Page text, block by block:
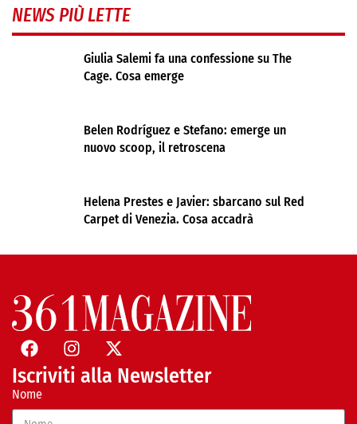
NEWS PIÙ LETTE
Giulia Salemi fa una confessione su The
Cage. Cosa emerge
Belen Rodríguez e Stefano: emerge un
nuovo scoop, il retroscena
Helena Prestes e Javier: sbarcano sul Red
Carpet di Venezia. Cosa accadrà
Iscriviti alla Newsletter
Nome